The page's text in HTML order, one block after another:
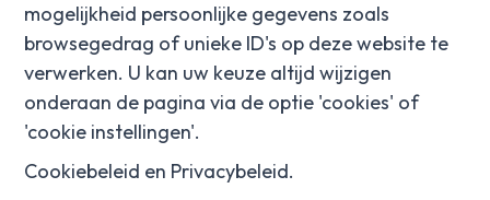
mogelijkheid persoonlijke gegevens zoals
browsegedrag of unieke ID's op deze website te
verwerken. U kan uw keuze altijd wijzigen
onderaan de pagina via de optie 'cookies' of
'cookie instellingen'.
Cookiebeleid en Privacybeleid.
Contact